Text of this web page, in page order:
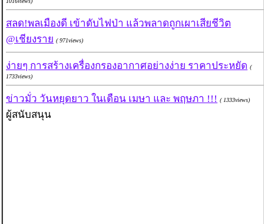
สลด!พลเมืองดี เข้าดับไฟป่า แล้วพลาดถูกเผาเสียชีวิต
@เชียงราย ( 971views)
ง่ายๆ การสร้างเครื่องกรองอากาศอย่างง่าย ราคาประหยัด (
1733views)
ข่าวมั่ว วันหยุดยาว ในเดือน เมษา และ พฤษภา !!! ( 1333views)
ผู้สนับสนุน